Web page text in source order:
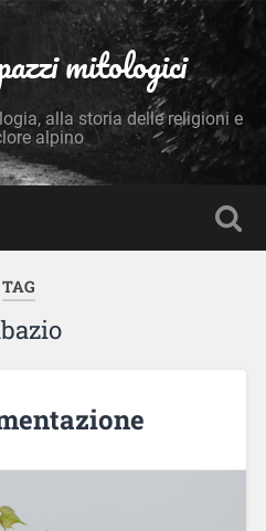
mitologici
alla storia delle religioni e
alpino
TAG